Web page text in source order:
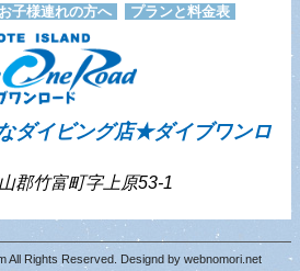
お子様連れの方へ プランと料金表
ダイビング店★ダイブワンロ
郡竹富町字上原53-1
All Rights Reserved. Designd by webnomori.net